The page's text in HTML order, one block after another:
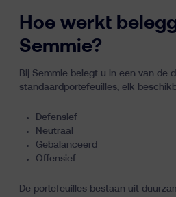
Hoe werkt
Semmie?
Bij Semmie belegt u in een van de
standaardportefeuilles, elk
Defensief
Neutraal
Gebalanceerd
Offensief
De portefeuilles bestaan uit